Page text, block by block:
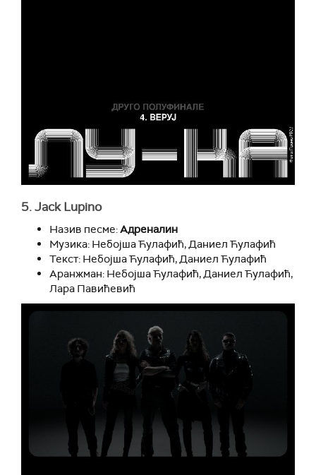
5. Jack Lupino
Назив песме:Адреналин
Музика: Небојша Ћулафић, Даниел Ћулафић
Текст: Небојша Ћулафић, Даниел Ћулафић
Аранжман: Небојша Ћулафић, Даниел Ћулафић,
Лара Павићевић